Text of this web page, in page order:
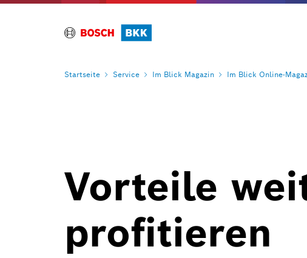
Startseite Service Im Blick Magazin Im Blick Online-
Vorteile
profitieren